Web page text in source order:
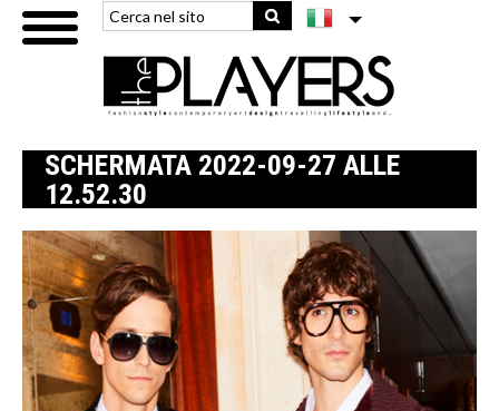
SCHERMATA 2022-09-27 ALLE
12.52.30